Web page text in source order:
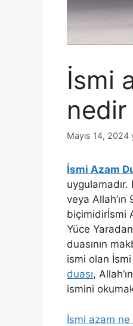
İsmi
Mayıs 14, 2024
İsmi Azam
uygulamadır.
veya
biçimidirİsmi
Yüce
duasının
ismi olan İsmi
duası,
ismini
İsmi azam ne